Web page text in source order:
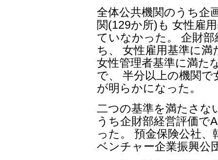
全体公共機関のうち企
関(129か所)も 女性雇
ていなかった。 企財
ち、 女性雇用基準に
女性管理者基準に満た
で、 半分以上の機関
が明らかになった。
二つの基準を満たさな
うち企財部経営評価で
った。 預金保険公社
ベンチャー企業振興公